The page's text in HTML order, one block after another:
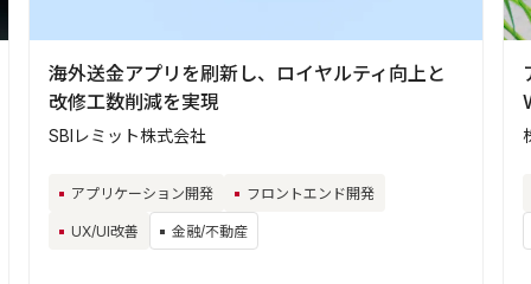
海外送金アプリを刷新し、ロイヤルティ向上と
改修工数削減を実現
SBIレミット株式会社
アプリケーション開発 フロントエンド開発
UX/UI改善 金融/不動産